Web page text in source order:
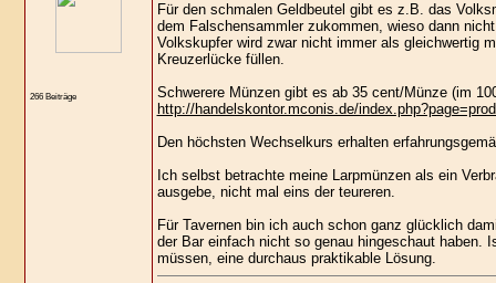
266 Beiträge
Für den schmalen Geldbeutel gibt es z.B. das
dem Falschensammler zukommen, wieso dann
Volkskupfer wird zwar nicht immer als gleichwertig
Kreuzerlücke füllen.
Schwerere Münzen gibt es ab 35 cent/Münze (im
http://handelskontor.mconis.de/
Den höchsten Wechselkurs erhalten
Ich selbst betrachte meine Larpmünzen als ein
ausgebe, nicht mal eins der teureren.
Für Tavernen bin ich auch schon ganz glücklich
der Bar einfach nicht so genau hingeschaut haben.
müssen, eine durchaus praktikable Lösung.